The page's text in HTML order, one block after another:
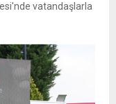
vatandaşlarla